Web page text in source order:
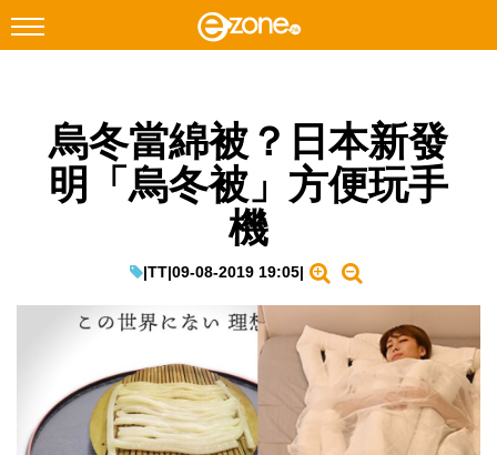
Facebook Instagram
科技焦點
教學評測
IT Times
生成式AI與雲端應用
烏冬當綿被？日本新發
明「烏冬被」方便玩手
機
|TT|09-08-2019 19:05|